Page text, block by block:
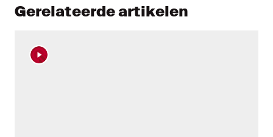
Gerelateerde artikelen